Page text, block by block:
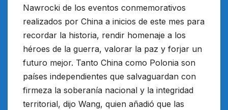
Nawrocki de los eventos conmemorativos
realizados por China a inicios de este mes para
recordar la historia, rendir homenaje a los
héroes de la guerra, valorar la paz y forjar un
futuro mejor. Tanto China como Polonia son
países independientes que salvaguardan con
firmeza la soberanía nacional y la integridad
territorial, dijo Wang, quien añadió que las